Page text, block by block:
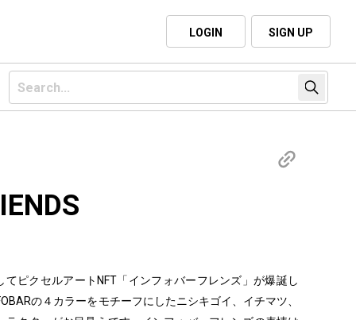
LOGIN SIGN UP
ピクセルアートNFT「インフォバーフレンズ」が爆誕し
の４カラーをモチーフにしたニシキゴイ、イチマツ、